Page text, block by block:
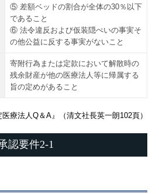
⑤ 差額ベッドの割合が全体の30％以下
であること
⑥ 法令違反および仮装隠ぺいの事実そ
の他公益に反する事実がないこと
寄附行為または定款において解散時の
残余財産が他の医療法人等に帰属する
旨の定めがあること
療法人Q＆A』（清文社長英一朗102頁）
認要件2-1